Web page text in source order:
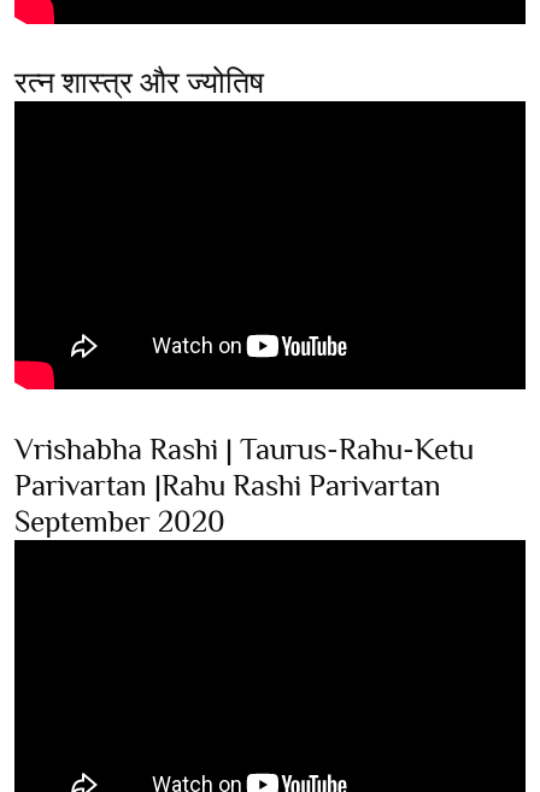
रत्न शास्त्र और ज्योतिष
Vrishabha Rashi | Taurus-Rahu-Ketu
Parivartan |Rahu Rashi Parivartan
September 2020